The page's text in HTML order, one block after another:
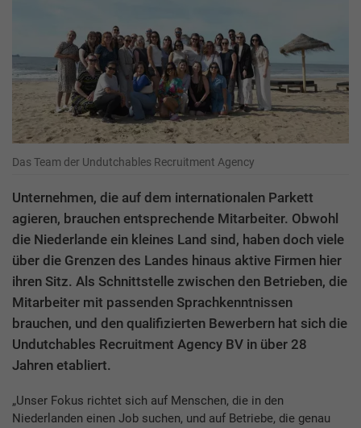
Das Team der Undutchables Recruitment Agency
Unternehmen, die auf dem internationalen Parkett
agieren, brauchen entsprechende Mitarbeiter. Obwohl
die Niederlande ein kleines Land sind, haben doch viele
über die Grenzen des Landes hinaus aktive Firmen hier
ihren Sitz. Als Schnittstelle zwischen den Betrieben, die
Mitarbeiter mit passenden Sprachkenntnissen
brauchen, und den qualifizierten Bewerbern hat sich die
Undutchables Recruitment Agency BV in über 28
Jahren etabliert.
„Unser Fokus richtet sich auf Menschen, die in den
Niederlanden einen Job suchen, und auf Betriebe, die genau